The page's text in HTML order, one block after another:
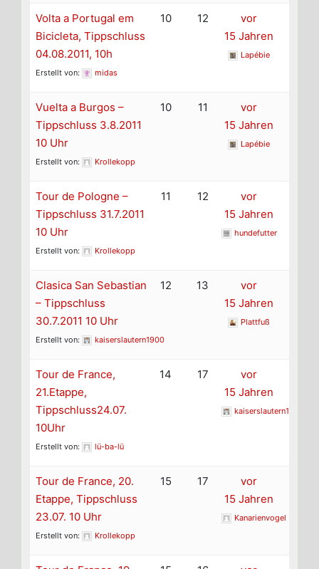
Volta a Portugal em
Bicicleta, Tippschluss
04.08.2011, 10h
Erstellt von: midas
10 12
vor
15 Jahren
Lapébie
Vuelta a Burgos –
Tippschluss 3.8.2011
10 Uhr
Erstellt von: Krollekopp
10 11
vor
15 Jahren
Lapébie
Tour de Pologne –
Tippschluss 31.7.2011
10 Uhr
Erstellt von: Krollekopp
11 12
vor
15 Jahren
hundefutter
Clasica San Sebastian
– Tippschluss
30.7.2011 10 Uhr
Erstellt von: kaiserslautern1900
12 13
vor
15 Jahren
Plattfuß
Tour de France,
21.Etappe,
Tippschluss24.07.
10Uhr
Erstellt von: lü-ba-lü
14 17
vor
15 Jahren
kaiserslautern1900
Tour de France, 20.
Etappe, Tippschluss
23.07. 10 Uhr
Erstellt von: Krollekopp
15 17
vor
15 Jahren
Kanarienvogel